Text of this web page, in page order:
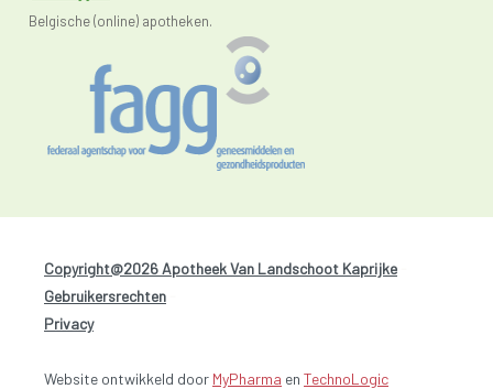
Belgische (online) apotheken.
Copyright@2026 Apotheek Van Landschoot Kaprijke
Gebruikersrechten
Privacy
Website ontwikkeld door MyPharma en TechnoLogic